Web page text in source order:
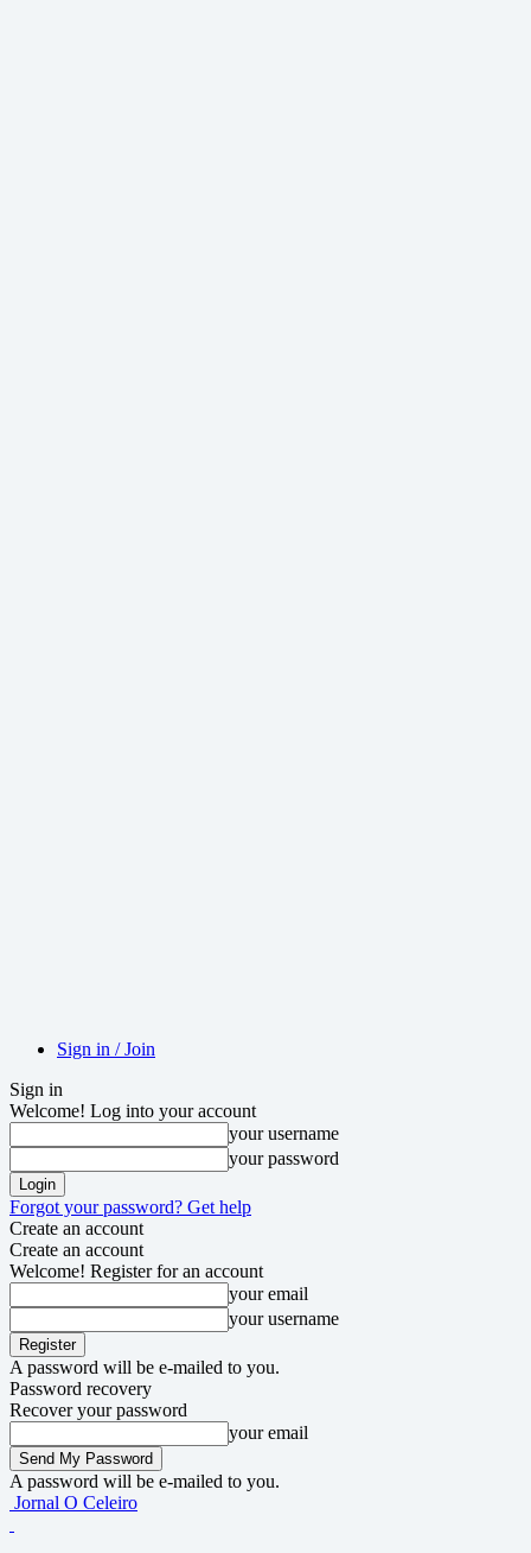
Sign in / Join
Sign in
Welcome! Log into your account
your username
your password
Forgot your password? Get help
Create an account
Create an account
Welcome! Register for an account
your email
your username
A password will be e-mailed to you.
Password recovery
Recover your password
your email
A password will be e-mailed to you.
Jornal O Celeiro